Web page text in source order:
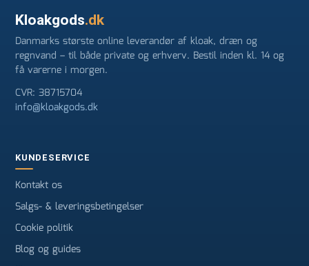
Kloakgods.dk
Danmarks største online leverandør af kloak, dræn og
regnvand – til både private og erhverv. Bestil inden kl. 14 og
få varerne i morgen.
CVR: 38715704
info@kloakgods.dk
KUNDESERVICE
Kontakt os
Salgs- & leveringsbetingelser
Cookie politik
Blog og guides